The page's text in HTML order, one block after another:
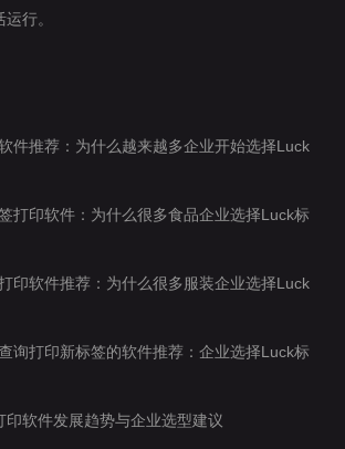
行。
件推荐：为什么越来越多企业开始选择Luck
打印软件：为什么很多食品企业选择Luck标
印软件推荐：为什么很多服装企业选择Luck
询打印新标签的软件推荐：企业选择Luck标
印软件发展趋势与企业选型建议